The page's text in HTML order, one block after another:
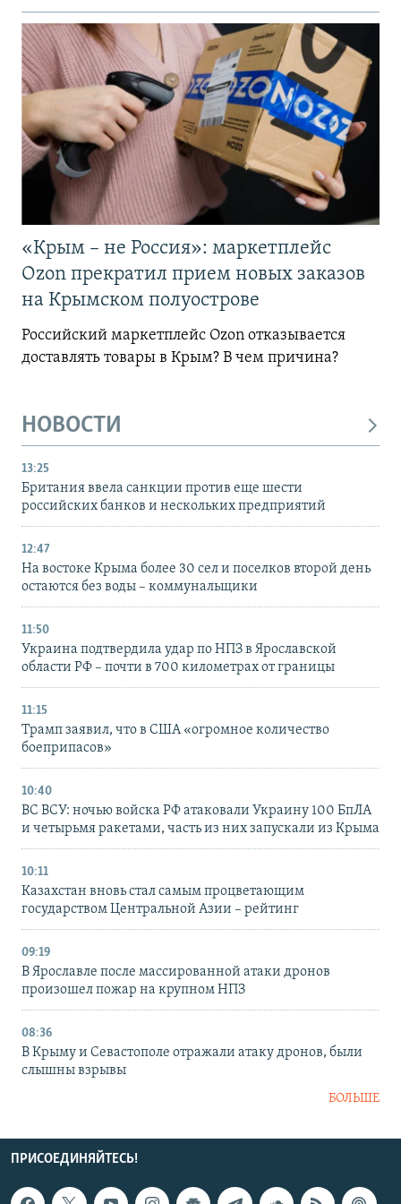
«Крым – не Россия»: маркетплейс
Ozon прекратил прием новых заказов
на Крымском полуострове
Российский маркетплейс Ozon отказывается
доставлять товары в Крым? В чем причина?
НОВОСТИ
13:25
Британия ввела санкции против еще шести
российских банков и нескольких предприятий
12:47
На востоке Крыма более 30 сел и поселков второй день
остаются без воды – коммунальщики
11:50
Украина подтвердила удар по НПЗ в Ярославской
области РФ – почти в 700 километрах от границы
11:15
Трамп заявил, что в США «огромное количество
боеприпасов»
10:40
ВС ВСУ: ночью войска РФ атаковали Украину 100 БпЛА
и четырьмя ракетами, часть из них запускали из Крыма
10:11
Казахстан вновь стал самым процветающим
государством Центральной Азии – рейтинг
09:19
В Ярославле после массированной атаки дронов
произошел пожар на крупном НПЗ
08:36
В Крыму и Севастополе отражали атаку дронов, были
слышны взрывы
БОЛЬШЕ
ПРИСОЕДИНЯЙТЕСЬ!